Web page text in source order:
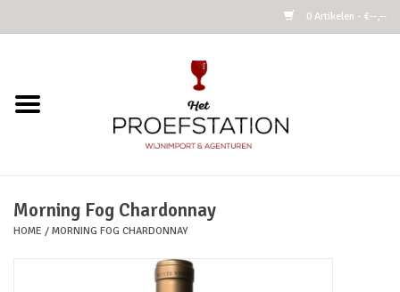
0 Artikelen - €--,--
Cider
Morning Fog Chardonnay
HOME / MORNING FOG CHARDONNAY